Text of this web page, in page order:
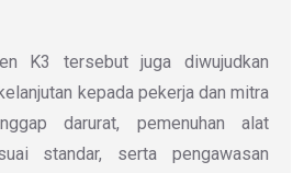
K3 tersebut juga diwujudkan
kepada pekerja dan mitra
darurat, pemenuhan alat
standar, serta pengawasan